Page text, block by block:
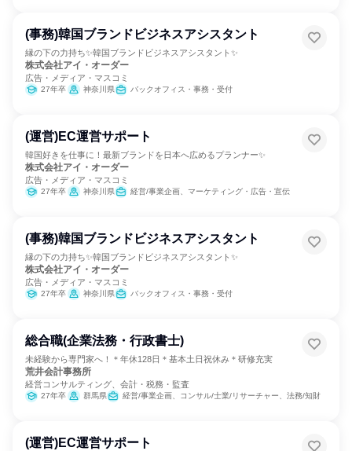
(事務)韓国ブランドビジネスアシスタント
縁の下の力持ち✨韓国ブランドビジネスアシスタント✨
株式会社アイ・オーダー
広告・メディア・マスコミ
27年卒 神奈川県 バックオフィス・事務・受付
(運営)EC運営サポート
韓国好きを仕事に！最新ブランドを日本へ広めるプランナー✨
株式会社アイ・オーダー
広告・メディア・マスコミ
27年卒 神奈川県 経営/事業企画、マーケティング・広告・宣伝
(事務)韓国ブランドビジネスアシスタント
縁の下の力持ち✨韓国ブランドビジネスアシスタント✨
株式会社アイ・オーダー
広告・メディア・マスコミ
27年卒 神奈川県 バックオフィス・事務・受付
総合職(企業法務・行政書士)
未経験から専門家へ！＊年休128日＊基本土日祝休み＊研修充実
荒井会計事務所
経営コンサルティング、会計・税務・監査
27年卒 群馬県 経営/事業企画、コンサル/士業/リサーチャー、法務/知財
(運営)EC運営サポート